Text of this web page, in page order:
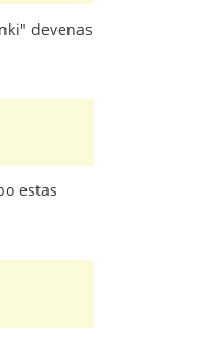
devenas
estas